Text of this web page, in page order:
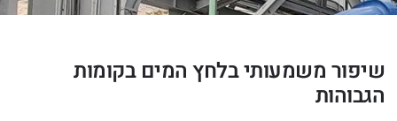
שיפור משמעותי בלחץ המים בקומות
הגבוהות